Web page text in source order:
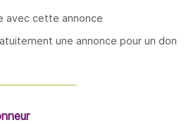
avec cette annonce
une annonce pour un don